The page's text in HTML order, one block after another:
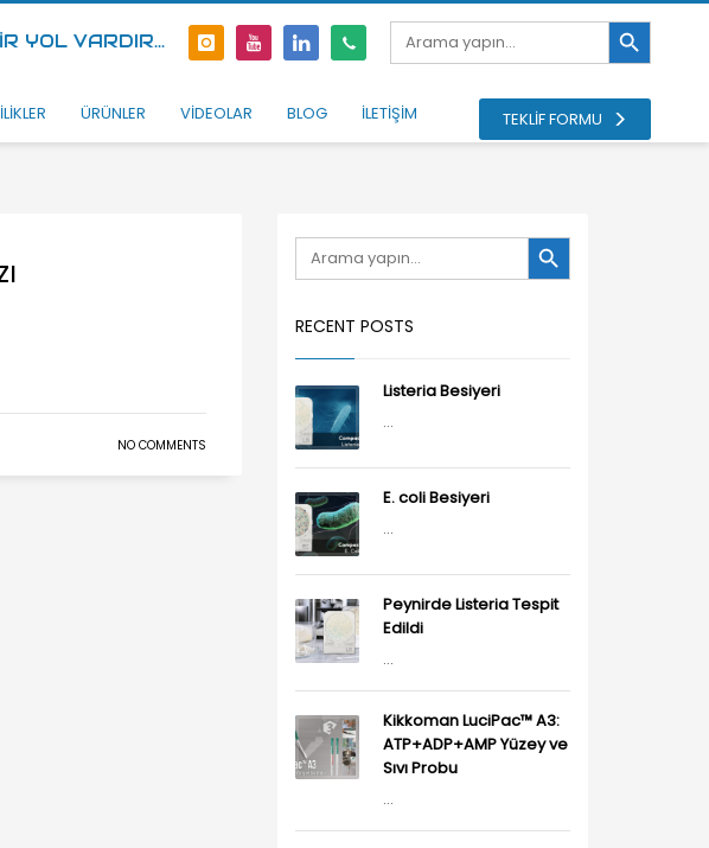
YOL VARDIR...
Search
for:
Search Button
ÜRÜNLER VİDEOLAR BLOG İLETİŞİM TEKLİF FORMU
NO COMMENTS
Search
for:
Search Button
RECENT POSTS
Listeria Besiyeri
...
E. coli Besiyeri
...
Peynirde Listeria Tespit
Edildi
...
Kikkoman LuciPac™ A3:
ATP+ADP+AMP Yüzey ve
Sıvı Probu
...